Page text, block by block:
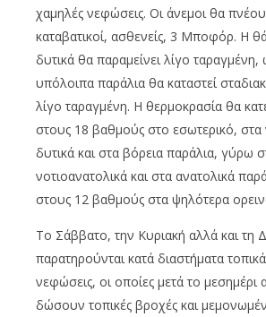
χαμηλές νεφώσεις. Οι άνεμοι θα
καταβατικοί, ασθενείς, 3 Μποφόρ. Η
δυτικά θα παραμείνει λίγο
υπόλοιπα παράλια θα καταστεί
λίγο ταραγμένη. Η θερμοκρασία θα
στους 18 βαθμούς στο εσωτερικό, στα
δυτικά και στα βόρεια παράλια, γύρω
νοτιοανατολικά και στα ανατολικά
στους 12 βαθμούς στα ψηλότερα
Το Σάββατο, την Κυριακή αλλά και τη
παρατηρούνται κατά διαστήματα
νεφώσεις, οι οποίες μετά το μεσημέρι
δώσουν τοπικές βροχές και